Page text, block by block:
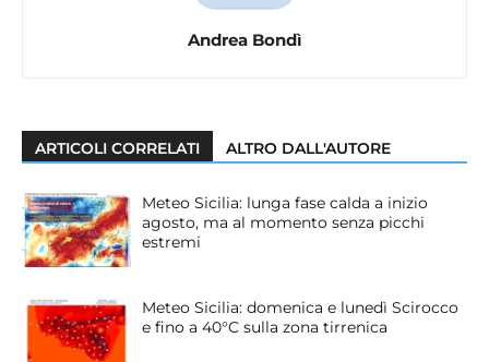
Andrea Bondì
ARTICOLI CORRELATI ALTRO DALL'AUTORE
Meteo Sicilia: lunga fase calda a inizio
agosto, ma al momento senza picchi
estremi
Meteo Sicilia: domenica e lunedì Scirocco
e fino a 40°C sulla zona tirrenica